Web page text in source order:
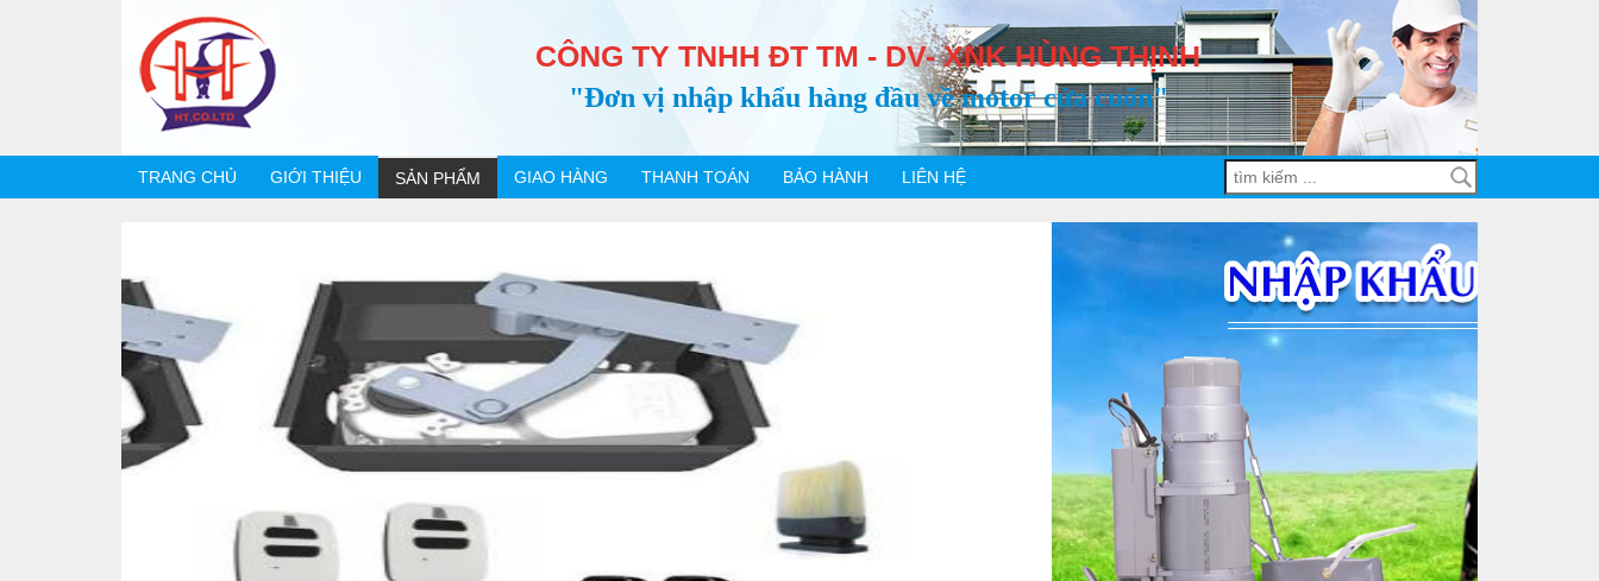
CÔNG TY TNHH ĐT TM - DV- XNK HÙNG THỊNH
"Đơn vị nhập khẩu hàng đầu về motor cửa cuốn"
TRANG CHỦ GIỚI THIỆU SẢN PHẨM GIAO HÀNG THANH TOÁN BẢO HÀNH LIÊN HỆ
Demo dự án 1